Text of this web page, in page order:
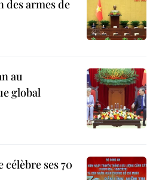
armes de
au
global
célèbre ses 70